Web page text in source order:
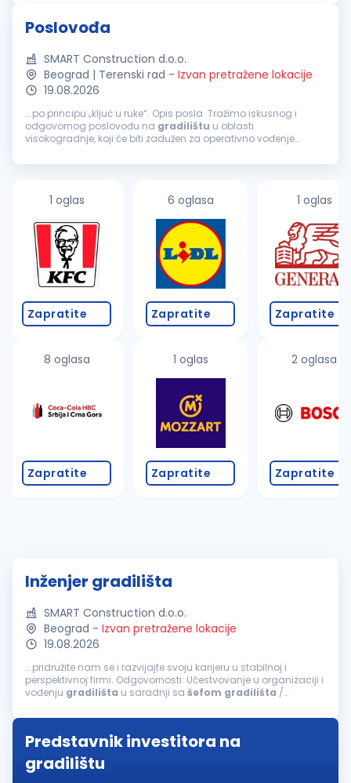
Poslovođa
SMART Construction d.o.o.
Beograd | Terenski rad - Izvan pretražene lokacije
19.08.2026
...po principu „ključ u ruke“. Opis posla Tražimo iskusnog i
odgovornog poslovođu na gradilištu u oblasti
visokogradnje, koji će biti zadužen za operativno vođenje
obezbeđenje...
1 oglas
Zapratite
8 oglasa
Zapratite
6 oglasa
Zapratite
1 oglas
Zapratite
1 oglas
Zapratite
2 oglasa
Zapratite
Inženjer gradilišta
SMART Construction d.o.o.
Beograd - Izvan pretražene lokacije
19.08.2026
...pridružite nam se i razvijajte svoju karijeru u stabilnoj i
perspektivnoj firmi. Odgovornosti: Učestvovanje u organizaciji i
vođenju gradilišta u saradnji sa šefom gradilišta /
projektno-tehničkom...
Predstavnik investitora na
gradilištu